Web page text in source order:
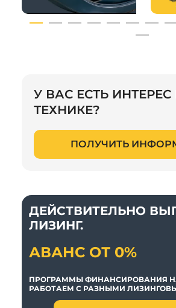
У ВАС ЕСТЬ
ТЕХНИКЕ?
ПОЛУЧИТЬ
ДЕЙСТВИТЕЛЬНО
ЛИЗИНГ.
АВАНС ОТ 0%
ПРОГРАММЫ ФИНАНСИРОВАНИЯ
РАБОТАЕМ С РАЗНЫМИ